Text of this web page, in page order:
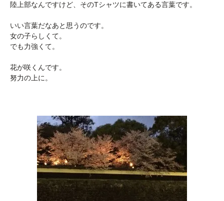
陸上部なんですけど、そのTシャツに書いてある言葉です。
いい言葉だなあと思うのです。
女の子らしくて。
でも力強くて。
花が咲くんです。
努力の上に。